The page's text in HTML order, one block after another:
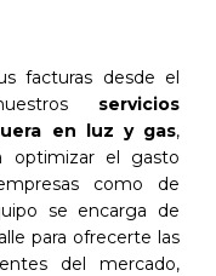
facturas desde el
servicios
en luz y gas,
optimizar el gasto
como de
se encarga de
para ofrecerte las
del mercado,